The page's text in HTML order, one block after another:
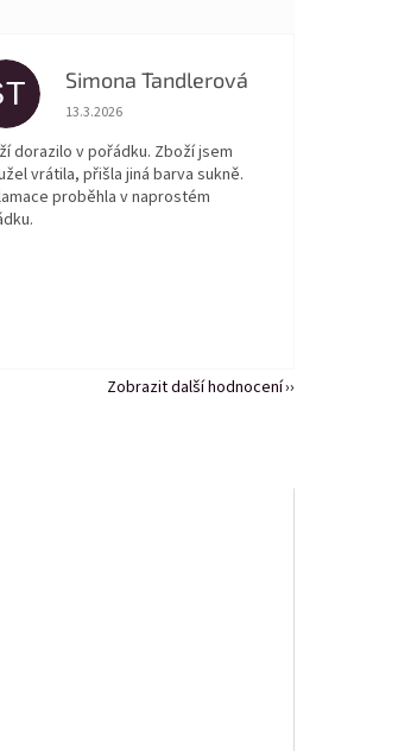
Simona Tandlerová
Hodnocení obchodu je 5 z 5 hvězdiček.
13.3.2026
dorazilo v pořádku. Zboží jsem
vrátila, přišla jiná barva sukně.
proběhla v naprostém
Zobrazit další hodnocení